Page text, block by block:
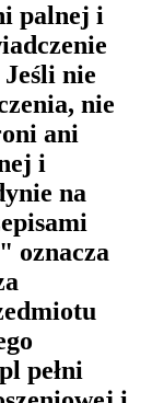
palnej i
nie
nie
ani
i
na
oznacza
pełni